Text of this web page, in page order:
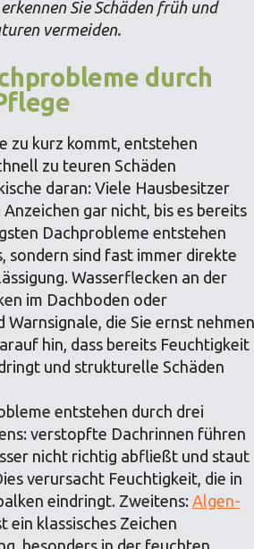
Sie Schäden früh und
vermeiden.
durch
zu kurz kommt, entstehen
zu teuren Schäden
daran: Viele Hausbesitzer
gar nicht, bis es bereits
Dachprobleme entstehen
sondern sind fast immer direkte
Wasserflecken an der
im Dachboden oder
Warnsignale, die Sie ernst nehmen
hin, dass bereits Feuchtigkeit
und strukturelle Schäden
entstehen durch drei
verstopfte Dachrinnen führen
nicht richtig abfließt und staut
verursacht Feuchtigkeit, die in
eindringt. Zweitens: Algen-
ein klassisches Zeichen
besonders in der feuchten